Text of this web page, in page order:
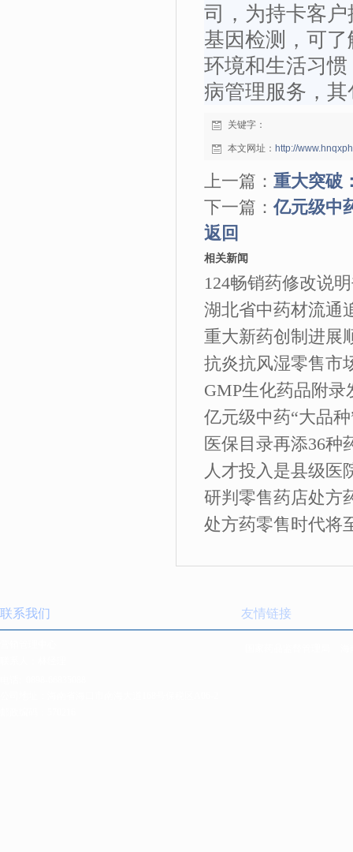
司，为持卡客
基因检测，可
环境和生活习
病管理服务，
关键字：
本文网址： http://
上一篇： 重大突破
下一篇：亿元级中
返回
相关新闻
124畅销药修改说
湖北省中药材流通
重大新药创制进展
抗炎抗风湿零售市
GMP生化药品附录
亿元级中药“大品
医保目录再添36种
人才投入是县级医
研判零售药店处方
处方药零售时代将
联系我们 友情链接